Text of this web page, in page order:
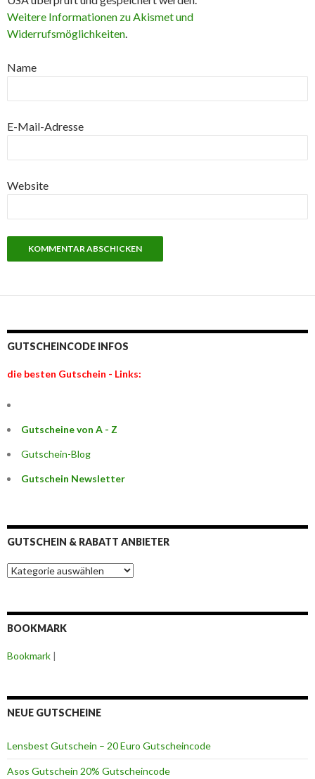
Weitere Informationen zu Akismet und
Widerrufsmöglichkeiten.
Name
E-Mail-Adresse
Website
GUTSCHEINCODE INFOS
die besten Gutschein - Links:
Gutscheine von A - Z
Gutschein-Blog
Gutschein Newsletter
GUTSCHEIN & RABATT ANBIETER
G
u
h
i
R
a
t
t
A
BOOKMARK
Bookmark |
NEUE GUTSCHEINE
Lensbest Gutschein – 20 Euro Gutscheincode
Asos Gutschein 20% Gutscheincode